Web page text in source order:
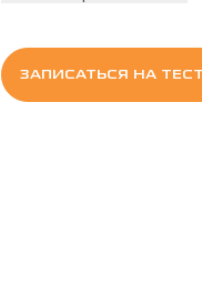
ЗАПИСАТЬСЯ НА